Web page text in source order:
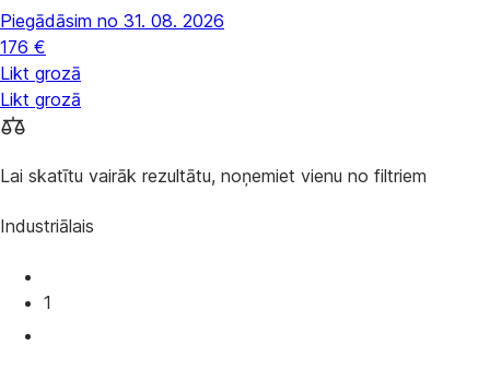
Piegādāsim no 31. 08. 2026
176 €
Likt grozā
Likt grozā
Lai skatītu vairāk rezultātu, noņemiet vienu no filtriem
Industriālais
1